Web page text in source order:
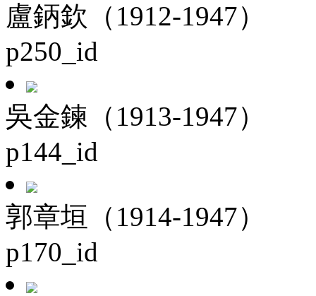
盧鈵欽（1912-1947）
p250_id
吳金鍊（1913-1947）
p144_id
郭章垣（1914-1947）
p170_id